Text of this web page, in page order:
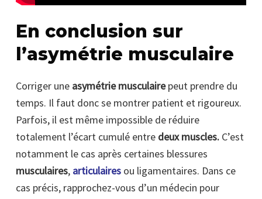
En conclusion sur
l’asymétrie musculaire
Corriger une asymétrie musculairepeut prendre du
temps. Il faut donc se montrer patient et rigoureux.
Parfois, il est même impossible de réduire
totalement l’écart cumulé entre deux muscles. C’est
notamment le cas après certaines blessures
musculaires, articulaires ou ligamentaires. Dans ce
cas précis, rapprochez-vous d’un médecin pour